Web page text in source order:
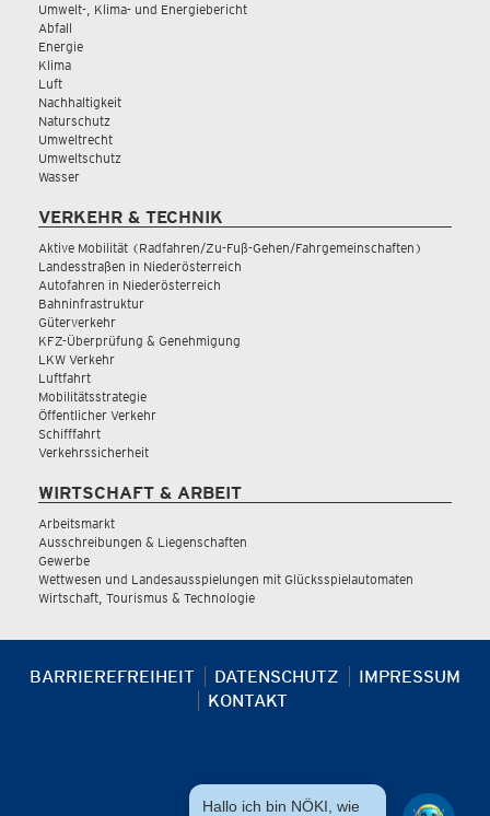
Umwelt-, Klima- und Energiebericht
Abfall
Energie
Klima
Luft
Nachhaltigkeit
Naturschutz
Umweltrecht
Umweltschutz
Wasser
VERKEHR & TECHNIK
Aktive Mobilität (Radfahren/Zu-Fuß-Gehen/Fahrgemeinschaften)
Landesstraßen in Niederösterreich
Autofahren in Niederösterreich
Bahninfrastruktur
Güterverkehr
KFZ-Überprüfung & Genehmigung
LKW Verkehr
Luftfahrt
Mobilitätsstrategie
Öffentlicher Verkehr
Schifffahrt
Verkehrssicherheit
WIRTSCHAFT & ARBEIT
Arbeitsmarkt
Ausschreibungen & Liegenschaften
Gewerbe
Wettwesen und Landesausspielungen mit Glücksspielautomaten
Wirtschaft, Tourismus & Technologie
BARRIEREFREIHEIT DATENSCHUTZ
IMPRESSUM
KONTAKT
Hallo ich bin NÖKI, wie